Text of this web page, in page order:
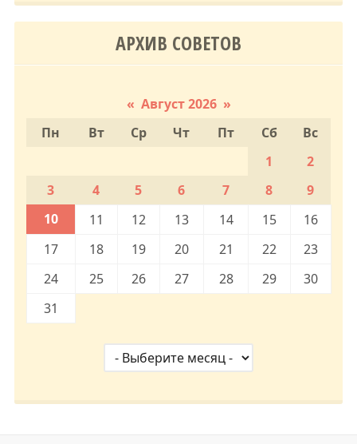
АРХИВ СОВЕТОВ
« Август 2026 »
Пн
Вт Ср Чт Пт Сб
Вс
1
2
3
4 5 6 7 8
9
10
11 12 13 14 15
16
17
18 19 20 21 22
23
24
25 26 27 28 29
30
31